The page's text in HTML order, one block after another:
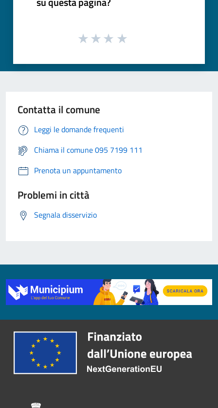
Contatta il comune
Leggi le domande frequenti
Chiama il comune 095 7199 111
Prenota un appuntamento
Problemi in città
Segnala disservizio